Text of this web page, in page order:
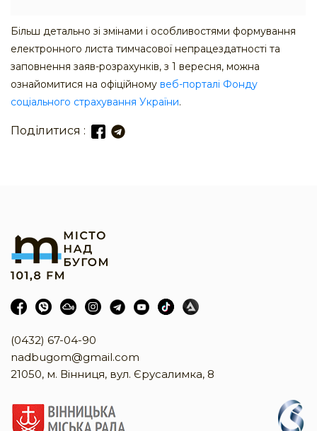
Більш детально зі змінами і особливостями формування
електронного листа тимчасової непрацездатності та
заповнення заяв-розрахунків, з 1 вересня, можна
ознайомитися на офіційному веб-порталі Фонду
соціального страхування України.
Поділитися :
(0432) 67-04-90
nadbugom@gmail.com
21050, м. Вінниця, вул. Єрусалимка, 8